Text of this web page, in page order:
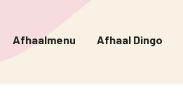
Afhaalmenu Afhaal Dingo